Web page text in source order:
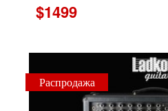
$1499
Распродажа